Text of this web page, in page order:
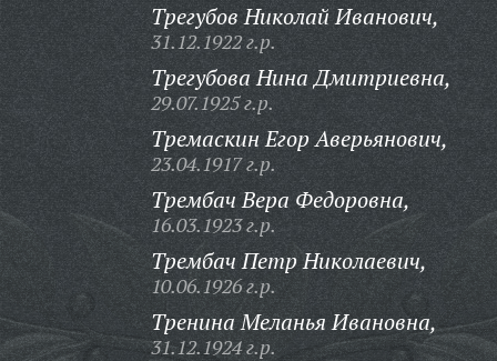
Трегубов Николай Иванович,
31.12.1922 г.р.
Трегубова Нина Дмитриевна,
29.07.1925 г.р.
Тремаскин Егор Аверьянович,
23.04.1917 г.р.
Трембач Вера Федоровна,
16.03.1923 г.р.
Трембач Петр Николаевич,
10.06.1926 г.р.
Тренина Меланья Ивановна,
31.12.1924 г.р.